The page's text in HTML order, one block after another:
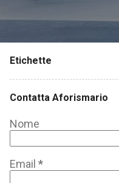
Etichette
Contatta Aforismario
Nome
Email *